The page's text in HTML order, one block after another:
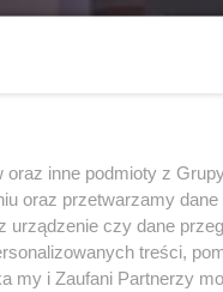
inne podmioty z
oraz przetwarzamy
urządzenie czy dane
treści,
my i Zaufani Partnerzy